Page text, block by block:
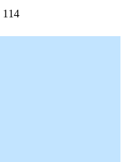
114